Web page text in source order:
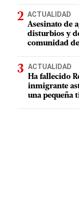
ACTUALIDAD
Asesinato de
disturbios y
comunidad
ACTUALIDAD
Ha fallecido
inmigrante
una pequeña